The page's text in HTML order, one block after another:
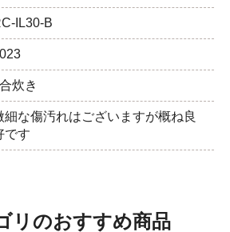
IL30-B
炊き
細な傷汚れはございますが概ね良
です
リのおすすめ商品